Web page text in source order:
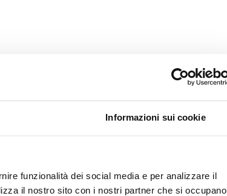
Informazioni sui cookie
funzionalità dei social media e per analizzare il
il nostro sito con i nostri partner che si occupano